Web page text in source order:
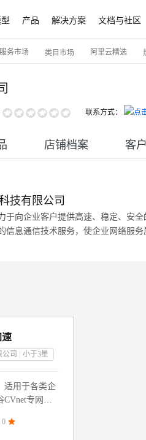
产品 解决方案 文档与社区
务市场 类目市场 阿里云精选
联系方式：
店铺档案 客
技有限公司
于向企业客户提供高速、稳定、安
信息通信技术服务，使企业网络服
司 小于3星
适用于各类企
CVnet专网，
0 